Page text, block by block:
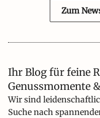
Zum
Ihr Blog für feine
Genussmomente
Wir sind
Suche nach